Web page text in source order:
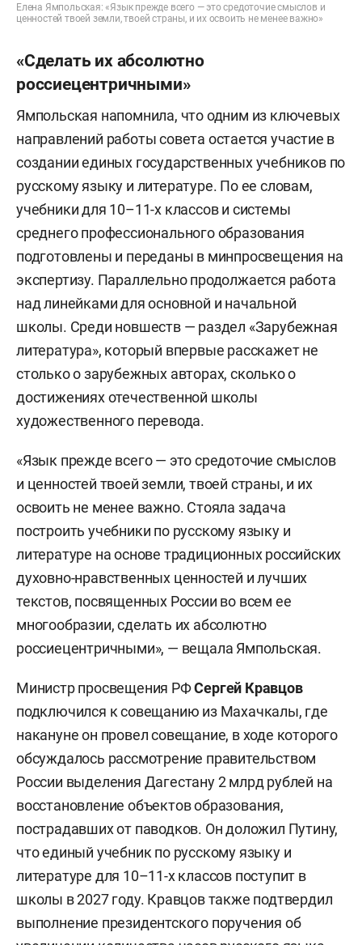
Елена Ямпольская: «Язык прежде всего — это средоточие смыслов и
ценностей твоей земли, твоей страны, и их освоить не менее важно»
«Сделать их абсолютно
россиецентричными»
Ямпольская напомнила, что одним из ключевых
направлений работы совета остается участие в
создании единых государственных учебников по
русскому языку и литературе. По ее словам,
учебники для 10–11-х классов и системы
среднего профессионального образования
подготовлены и переданы в минпросвещения на
экспертизу. Параллельно продолжается работа
над линейками для основной и начальной
школы. Среди новшеств — раздел «Зарубежная
литература», который впервые расскажет не
столько о зарубежных авторах, сколько о
достижениях отечественной школы
художественного перевода.
«Язык прежде всего — это средоточие смыслов
и ценностей твоей земли, твоей страны, и их
освоить не менее важно. Стояла задача
построить учебники по русскому языку и
литературе на основе традиционных российских
духовно-нравственных ценностей и лучших
текстов, посвященных России во всем ее
многообразии, сделать их абсолютно
россиецентричными», — вещала Ямпольская.
Министр просвещения РФСергей Кравцов
подключился к совещанию из Махачкалы, где
накануне он провел совещание, в ходе которого
обсуждалось рассмотрение правительством
России выделения Дагестану 2 млрд рублей на
восстановление объектов образования,
пострадавших от паводков. Он доложил Путину,
что единый учебник по русскому языку и
литературе для 10–11-х классов поступит в
школы в 2027 году. Кравцов также подтвердил
выполнение президентского поручения об